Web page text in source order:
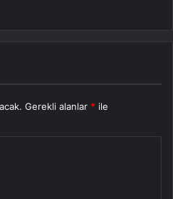
Gerekli alanlar * ile